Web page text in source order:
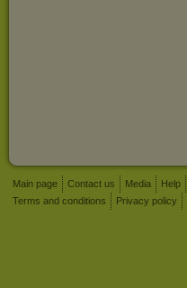
Main page Contact us Media Help
Terms and conditions
Privacy policy